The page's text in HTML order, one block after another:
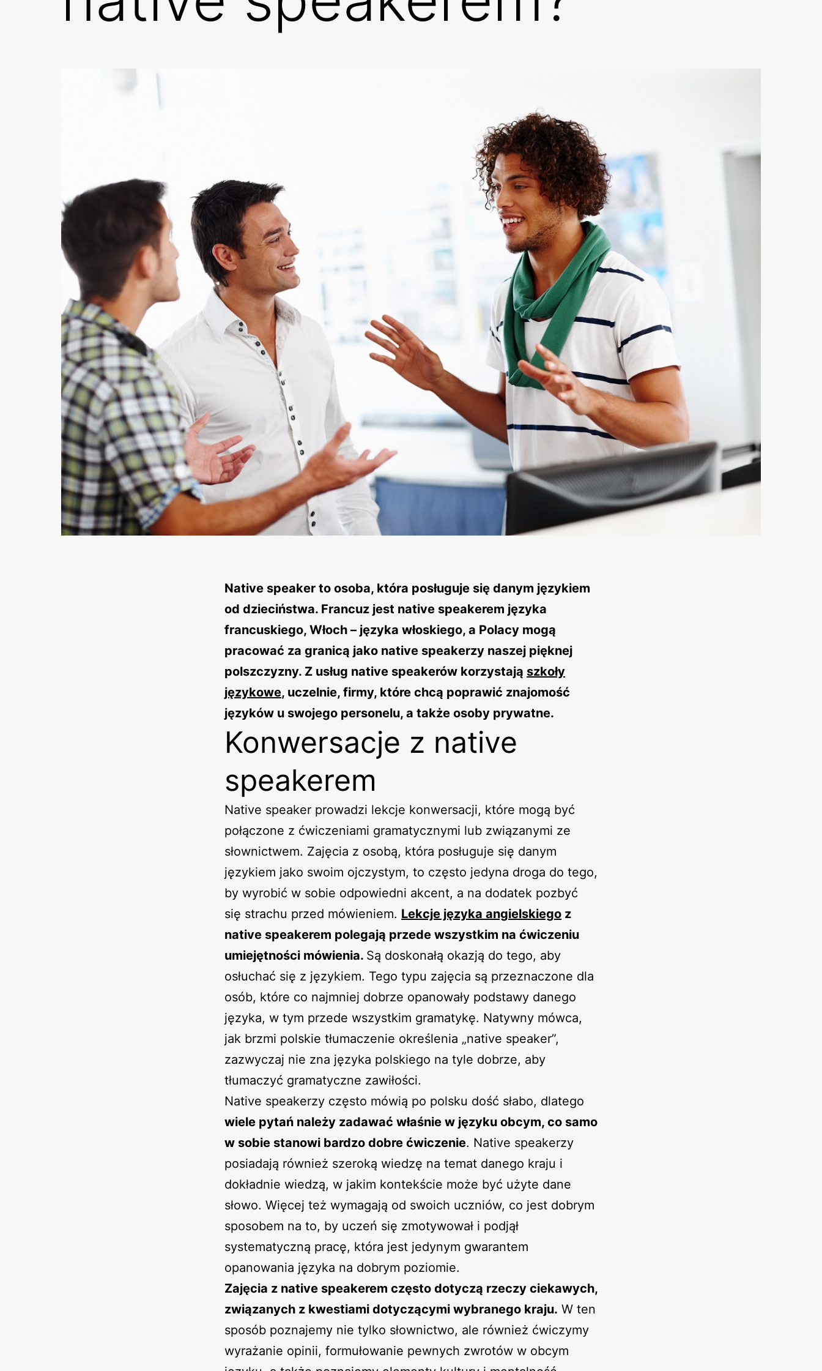
Native speaker to osoba, która posługuje się danym językiem
od dzieciństwa. Francuz jest native speakerem języka
francuskiego, Włoch – języka włoskiego, a Polacy mogą
pracować za granicą jako native speakerzy naszej pięknej
polszczyzny. Z usług native speakerów korzystają szkoły
językowe, uczelnie, firmy, które chcą poprawić znajomość
języków u swojego personelu, a także osoby prywatne.
Konwersacje z native
speakerem
Native speaker prowadzi lekcje konwersacji, które mogą być
połączone z ćwiczeniami gramatycznymi lub związanymi ze
słownictwem. Zajęcia z osobą, która posługuje się danym
językiem jako swoim ojczystym, to często jedyna droga do tego,
by wyrobić w sobie odpowiedni akcent, a na dodatek pozbyć
się strachu przed mówieniem. Lekcje języka angielskiego z
native speakerem polegają przede wszystkim na ćwiczeniu
umiejętności mówienia. Są doskonałą okazją do tego, aby
osłuchać się z językiem. Tego typu zajęcia są przeznaczone dla
osób, które co najmniej dobrze opanowały podstawy danego
języka, w tym przede wszystkim gramatykę. Natywny mówca,
jak brzmi polskie tłumaczenie określenia „native speaker”,
zazwyczaj nie zna języka polskiego na tyle dobrze, aby
tłumaczyć gramatyczne zawiłości.
Native speakerzy często mówią po polsku dość słabo, dlatego
wiele pytań należy zadawać właśnie w języku obcym, co samo
w sobie stanowi bardzo dobre ćwiczenie. Native speakerzy
posiadają również szeroką wiedzę na temat danego kraju i
dokładnie wiedzą, w jakim kontekście może być użyte dane
słowo. Więcej też wymagają od swoich uczniów, co jest dobrym
sposobem na to, by uczeń się zmotywował i podjął
systematyczną pracę, która jest jedynym gwarantem
opanowania języka na dobrym poziomie.
Zajęcia z native speakerem często dotyczą rzeczy ciekawych,
związanych z kwestiami dotyczącymi wybranego kraju. W ten
sposób poznajemy nie tylko słownictwo, ale również ćwiczymy
wyrażanie opinii, formułowanie pewnych zwrotów w obcym